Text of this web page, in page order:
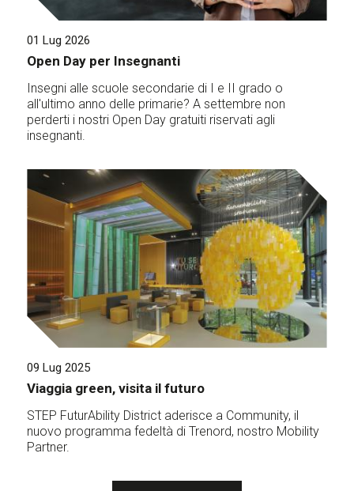
01 Lug 2026
Open Day per Insegnanti
Insegni alle scuole secondarie di I e II grado o
all'ultimo anno delle primarie? A settembre non
perderti i nostri Open Day gratuiti riservati agli
insegnanti.
09 Lug 2025
Viaggia green, visita il futuro
STEP FuturAbility District aderisce a Community, il
nuovo programma fedeltà di Trenord, nostro Mobility
Partner.